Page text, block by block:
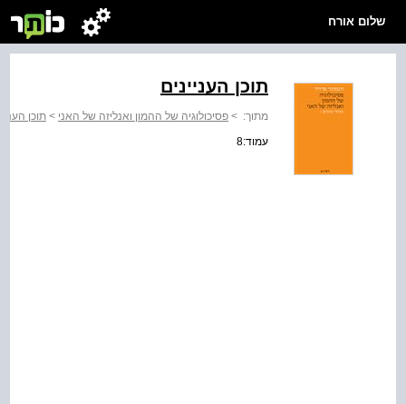
שלום אורח
תוכן העניינים
מתוך: > פסיכולוגיה של ההמון ואנליזה של האני > תוכן
עמוד:8